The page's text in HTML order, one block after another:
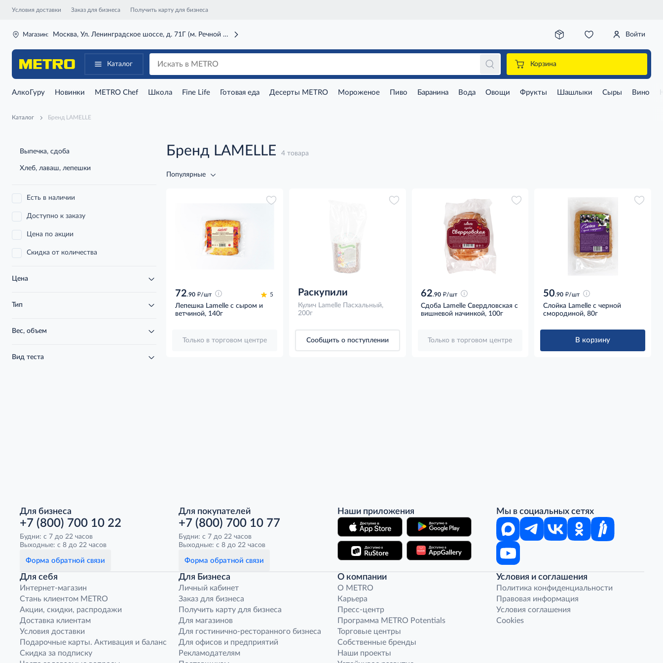
Условия доставки Заказ для бизнеса Получить карту для бизнеса
Магазин: Москва, Ул. Ленинградское шоссе, д. 71Г (м. Речной вокзал) Войти
Каталог Корзина
АлкоГуру Новинки METRO Chef Школа Fine Life Готовая еда Десерты METRO Мороженое Пиво Баранина Вода Овощи Фрукты Шашлыки Сыры Вино
Каталог Бренд LAMELLE
Выпечка, сдоба
Хлеб, лаваш, лепешки
Есть в наличии
Доступно к заказу
Цена по акции
Скидка от количества
Цена
Тип
Вес, объем
Вид теста
Бренд LAMELLE 4 товара
Популярные
72.90 д/шт 5
Лепешка Lamelle с сыром и
ветчиной, 140г
Только в торговом центре
Раскупили
Кулич Lamelle Пасхальный,
200г
Сообщить о поступлении
62.90 д/шт
Сдоба Lamelle Свердловская с
вишневой начинкой, 100г
Только в торговом центре
50.90 д/шт
Слойка Lamelle с черной
смородиной, 80г
В корзину
Для бизнеса
+7 (800) 700 10 22
Будни: с 7 до 22 часов
Выходные: с 8 до 22 часов
Форма обратной связи
Для покупателей
+7 (800) 700 10 77
Будни: с 7 до 22 часов
Выходные: с 8 до 22 часов
Форма обратной связи
Наши приложения Мы в социальных сетях
Для себя
Интернет-магазин
Стань клиентом METRO
Акции, скидки, распродажи
Доставка клиентам
Условия доставки
Подарочные карты. Активация и баланс
Скидка за подписку
Для Бизнеса
Личный кабинет
Заказ для бизнеса
Получить карту для бизнеса
Для магазинов
Для гостинично-ресторанного бизнеса
Для офисов и предприятий
Рекламодателям
О компании
O METRO
Карьера
Пресс-центр
Программа METRO Potentials
Торговые центры
Собственные бренды
Наши проекты
Условия и соглашения
Политика конфиденциальности
Правовая информация
Условия соглашения
Cookies